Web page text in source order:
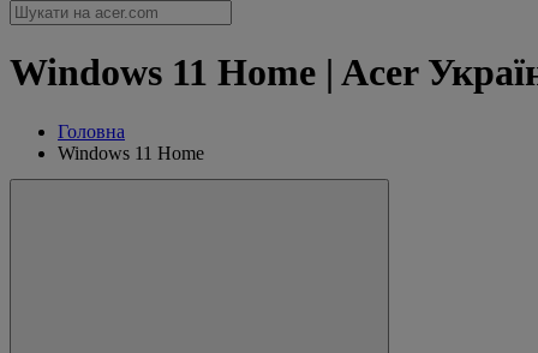
Windows 11 Home | Acer
Головна
Windows 11 Home